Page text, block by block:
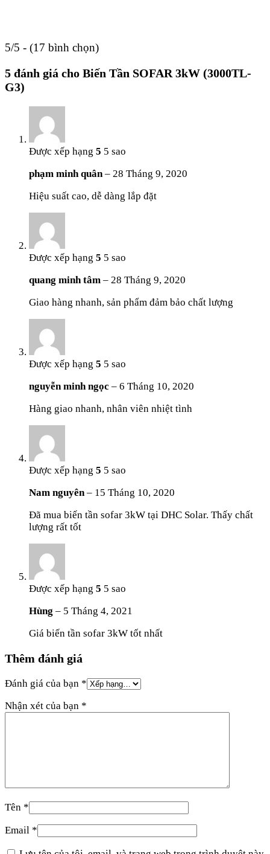
5/5 - (17 bình chọn)
5 đánh giá cho Biến Tần SOFAR 3kW (3000TL-
G3)
Được xếp hạng 5 5 sao
phạm minh quân– 28 Tháng 9, 2020
Hiệu suất cao, dễ dàng lắp đặt
Được xếp hạng 5 5 sao
quang minh tâm – 28 Tháng 9, 2020
Giao hàng nhanh, sản phẩm đảm bảo chất lượng
Được xếp hạng 5 5 sao
nguyễn minh ngọc – 6 Tháng 10, 2020
Hàng giao nhanh, nhân viên nhiệt tình
Được xếp hạng 5 5 sao
Nam nguyên– 15 Tháng 10, 2020
Đã mua biến tần sofar 3kW tại DHC Solar. Thấy chất
lượng rất tốt
Được xếp hạng 5 5 sao
Hùng – 5 Tháng 4, 2021
Giá biến tần sofar 3kW tốt nhất
Thêm đánh giá
Đánh giá của bạn *
Nhận xét của bạn *
Tên *
Email *